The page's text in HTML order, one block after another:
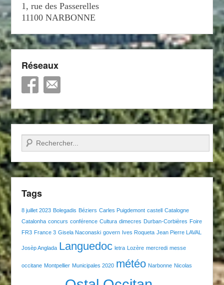
1, rue des Passerelles
11100 NARBONNE
Réseaux
Recherche
Tags
8 juillet 2023 Bolegadis Béziers Carles Puigdemont castell Catalogne
Catalonha concurs conférence Cultura dimecres Durban-Corbières Foire
FR3 France 3 Gisela Naconaski govern Ives Roqueta Jean Pierre LAVAL
Josèp Anglada Languedoc letra Lozère mercredi messe
occitane Montpellier Municipales 2020 météo Narbonne Nicolas